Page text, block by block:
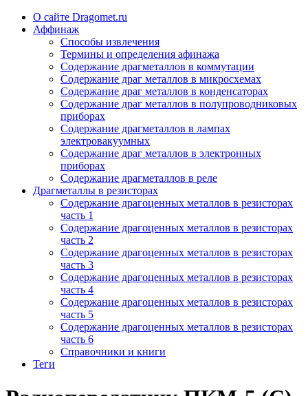
О сайте Dragomet.ru
Аффинаж
Способы извлечения
Термины и определения афинажа
Содержание драгметаллов в коммутации
Содержание драг металлов в микросхемах
Содержание драг металлов в конденсаторах
Содержание драг металлов в полупроводниковых
приборах
Содержание драгметаллов в лампах
электровакуумных
Содержание драг металлов в электронных
приборах
Содержание драгметаллов в реле
Драгметаллы в резисторах
Содержание драгоценных металлов в резисторах
часть 1
Содержание драгоценных металлов в резисторах
часть 2
Содержание драгоценных металлов в резисторах
часть 3
Содержание драгоценных металлов в резисторах
часть 4
Содержание драгоценных металлов в резисторах
часть 5
Содержание драгоценных металлов в резисторах
часть 6
Справочники и книги
Теги